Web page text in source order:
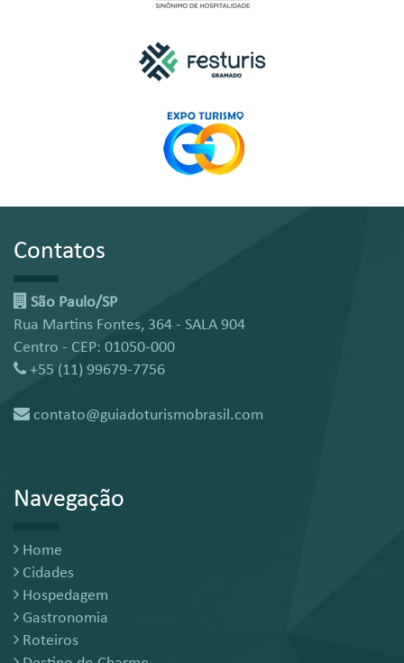
Contatos
São Paulo/SP
Rua Martins Fontes, 364 - SALA 904
Centro - CEP: 01050-000
+55 (11) 99679-7756
contato@guiadoturismobrasil.com
Navegação
Home
Cidades
Hospedagem
Gastronomia
Roteiros